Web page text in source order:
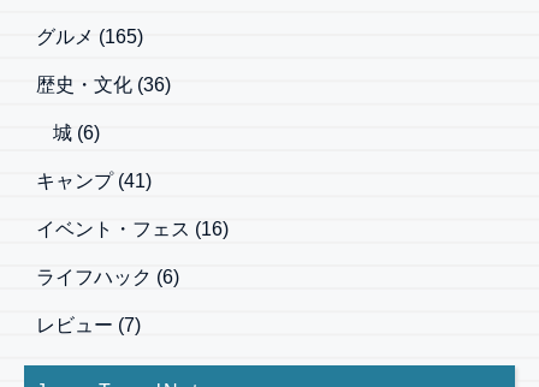
グルメ (165)
歴史・文化 (36)
城 (6)
キャンプ (41)
イベント・フェス (16)
ライフハック (6)
レビュー (7)